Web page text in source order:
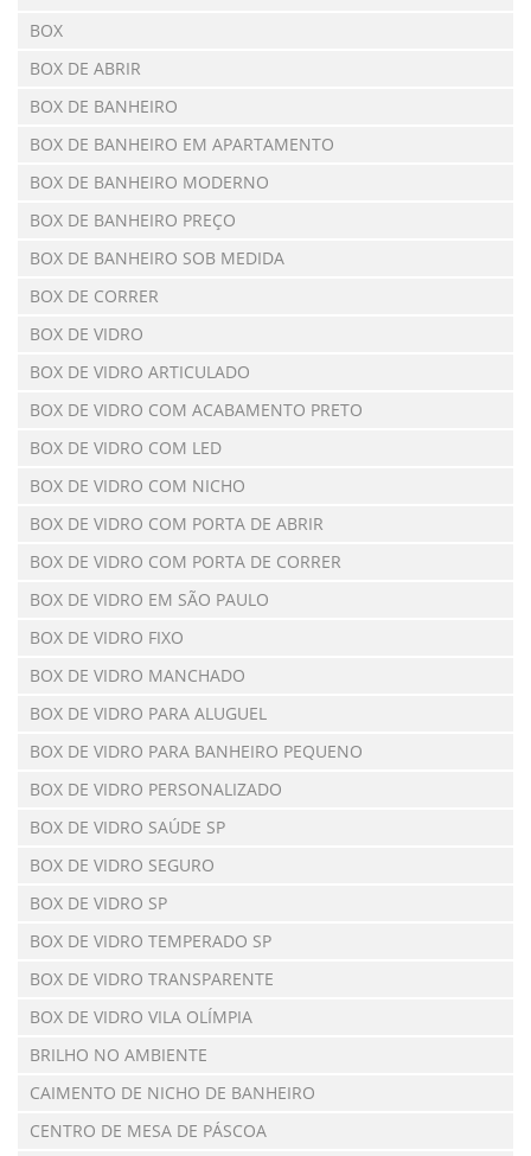
BOX
BOX DE ABRIR
BOX DE BANHEIRO
BOX DE BANHEIRO EM APARTAMENTO
BOX DE BANHEIRO MODERNO
BOX DE BANHEIRO PREÇO
BOX DE BANHEIRO SOB MEDIDA
BOX DE CORRER
BOX DE VIDRO
BOX DE VIDRO ARTICULADO
BOX DE VIDRO COM ACABAMENTO PRETO
BOX DE VIDRO COM LED
BOX DE VIDRO COM NICHO
BOX DE VIDRO COM PORTA DE ABRIR
BOX DE VIDRO COM PORTA DE CORRER
BOX DE VIDRO EM SÃO PAULO
BOX DE VIDRO FIXO
BOX DE VIDRO MANCHADO
BOX DE VIDRO PARA ALUGUEL
BOX DE VIDRO PARA BANHEIRO PEQUENO
BOX DE VIDRO PERSONALIZADO
BOX DE VIDRO SAÚDE SP
BOX DE VIDRO SEGURO
BOX DE VIDRO SP
BOX DE VIDRO TEMPERADO SP
BOX DE VIDRO TRANSPARENTE
BOX DE VIDRO VILA OLÍMPIA
BRILHO NO AMBIENTE
CAIMENTO DE NICHO DE BANHEIRO
CENTRO DE MESA DE PÁSCOA